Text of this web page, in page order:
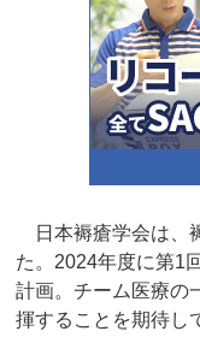
日本褥瘡学会は、
た。2024年度に第1
計画。チーム医療の
揮することを期待し